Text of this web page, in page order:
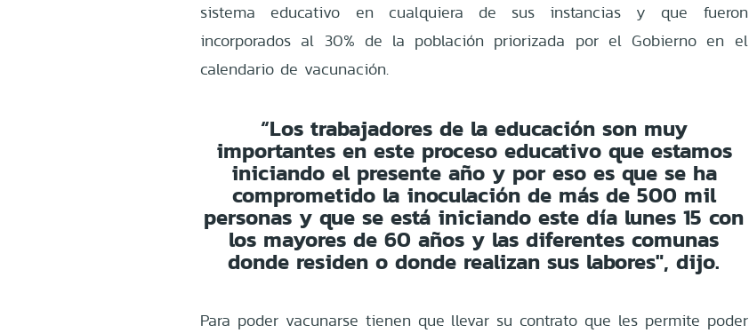
sistema educativo en cualquiera de sus instancias y que fueron
incorporados al 30% de la población priorizada por el Gobierno en el
calendario de vacunación.
“Los trabajadores de la educación son muy
importantes en este proceso educativo que estamos
iniciando el presente año y por eso es que se ha
comprometido la inoculación de más de 500 mil
personas y que se está iniciando este día lunes 15 con
los mayores de 60 años y las diferentes comunas
donde residen o donde realizan sus labores", dijo.
Para poder vacunarse tienen que llevar su contrato que les permite poder